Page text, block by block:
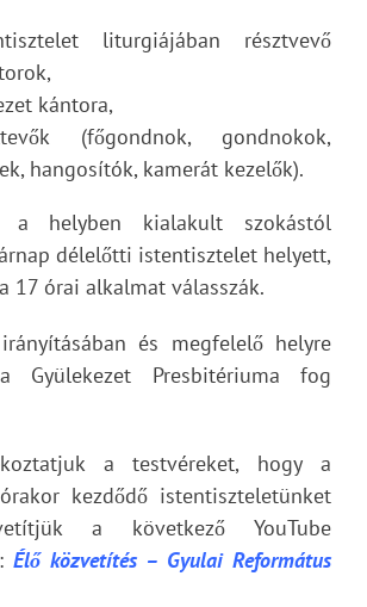
liturgiájában résztvevő
kántora,
(főgondnok, gondnokok,
hangosítók, kamerát kezelők).
a helyben kialakult szokástól
délelőtti istentisztelet helyett,
17 órai alkalmat válasszák.
és megfelelő helyre
Gyülekezet Presbitériuma fog
a testvéreket, hogy a
kezdődő istentiszteletünket
a következő YouTube
Élő közvetítés – Gyulai Református